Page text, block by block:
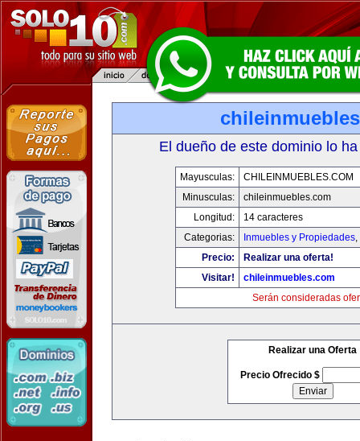
El dueño de este dominio lo
Mayusculas:
CHILEINMUEBLES.COM
Minusculas:
chileinmuebles.com
Longitud:
14 caracteres
Categorias:
Inmuebles y Propiedades,
Precio:
Realizar una oferta!
Visitar!
chileinmuebles.com
Serán consideradas
Realizar una Oferta
Precio Ofrecido $